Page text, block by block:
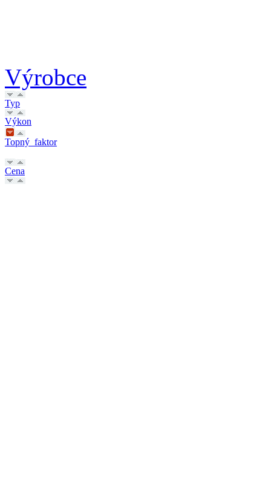
Výrobce
Typ
Výkon
Topný_faktor
Cena